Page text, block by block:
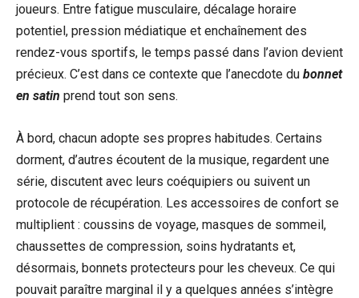
joueurs. Entre fatigue musculaire, décalage horaire
potentiel, pression médiatique et enchaînement des
rendez-vous sportifs, le temps passé dans l’avion devient
précieux. C’est dans ce contexte que l’anecdote du bonnet
en satin prend tout son sens.
À bord, chacun adopte ses propres habitudes. Certains
dorment, d’autres écoutent de la musique, regardent une
série, discutent avec leurs coéquipiers ou suivent un
protocole de récupération. Les accessoires de confort se
multiplient : coussins de voyage, masques de sommeil,
chaussettes de compression, soins hydratants et,
désormais, bonnets protecteurs pour les cheveux. Ce qui
pouvait paraître marginal il y a quelques années s’intègre